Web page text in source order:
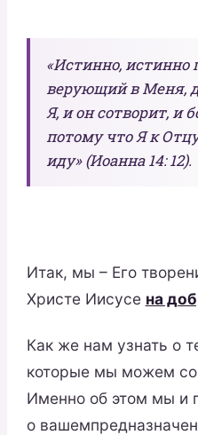
«Истинно, истинно
верующий в Меня,
Я, и он сотворит, и
потому что Я к
иду» (Иоанна 14: 12).
Итак, мы – Его
Христе Иисусе на
Как же нам узнать о
которые мы можем
Именно об этом мы и
о